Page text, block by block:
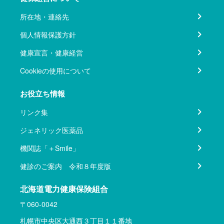
所在地・連絡先
個人情報保護方針
健康宣言・健康経営
Cookieの使用について
お役立ち情報
リンク集
ジェネリック医薬品
機関誌「＋Smile」
健診のご案内 令和８年度版
北海道電力健康保険組合
〒060-0042
札幌市中央区大通西３丁目１１番地